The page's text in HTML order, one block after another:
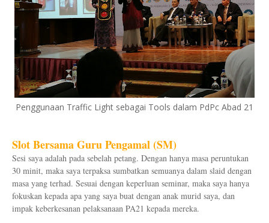
Penggunaan Traffic Light sebagai Tools dalam PdPc Abad 21
Slot Bersama Guru Pengamal (SM)
Sesi saya adalah pada sebelah petang. Dengan hanya masa peruntukan
30 minit, maka saya terpaksa sumbatkan semuanya dalam slaid dengan
masa yang terhad. Sesuai dengan keperluan seminar, maka saya hanya
fokuskan kepada apa yang saya buat dengan anak murid saya, dan
impak keberkesanan pelaksanaan PA21 kepada mereka.